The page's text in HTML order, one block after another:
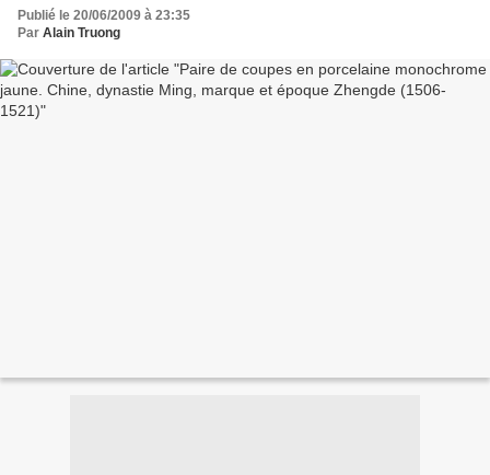
Publié le 20/06/2009 à 23:35
Par Alain Truong